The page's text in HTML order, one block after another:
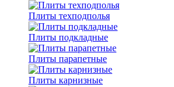
Плиты техподполья
Плиты подкладные
Плиты парапетные
Плиты карнизные